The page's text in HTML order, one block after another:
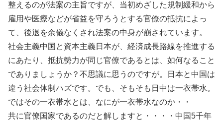
整えるのが法案の主旨ですが、当初めざした規制緩和から
雇用や医療などが省益を守ろうとする官僚の抵抗によっ
て、後退を余儀なくされ法案の中身が崩されています。
社会主義中国と資本主義日本が、経済成長路線を推進する
にあたり、抵抗勢力が同じ官僚であるとは、如何なること
でありましょうか？不思議に思うのですが。日本と中国は
違う社会体制ハズです。でも、そもそも日中は一衣帯水。
ではその一衣帯水とは、なにが一衣帯水なのか・・
共に官僚国家であるのだと解しますと・・・・中国5千年